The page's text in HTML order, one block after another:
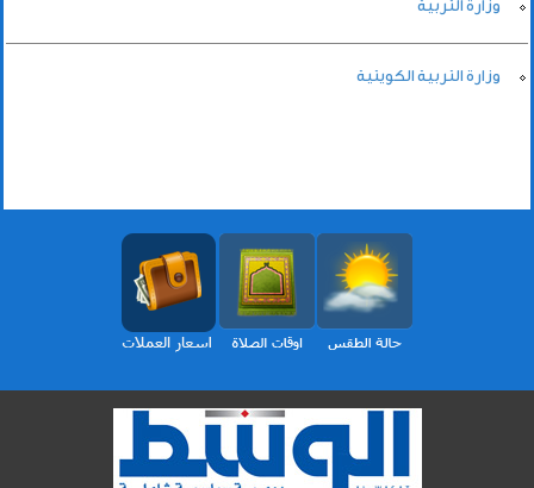
وزارة التربية
وزارة التربية الكويتية